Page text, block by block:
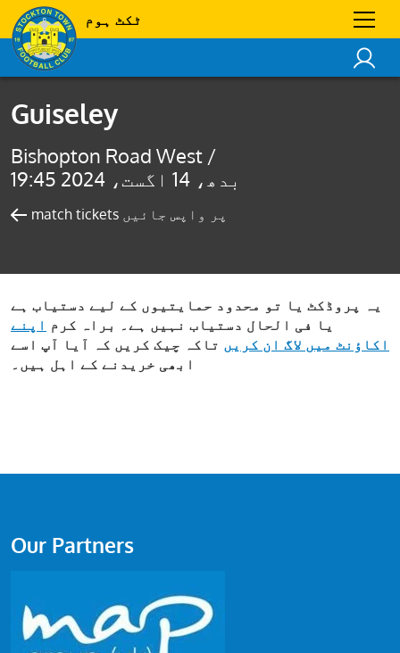
ٹکٹ ہوم
Guiseley
Bishopton Road West /
بدھ، 14 اگست، 2024 19:45
match tickets پر واپس جائیں
یہ پروڈکٹ یا تو محدود حمایتیوں کے لیے دستیاب ہے
یا فی الحال دستیاب نہیں ہے۔ براہ کرم اپنے
اکاؤنٹ میں لاگ ان کریں تاکہ چیک کریں کہ آیا آپ اسے
ابھی خریدنے کے اہل ہیں۔
Our Partners